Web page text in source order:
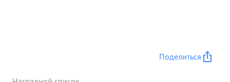
выполнение своим отделением поставленных
Поделиться